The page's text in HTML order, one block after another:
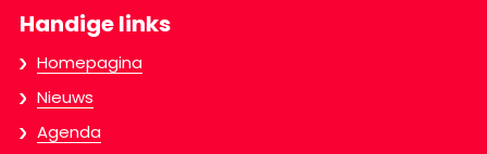
Handige links
Homepagina
Nieuws
Agenda